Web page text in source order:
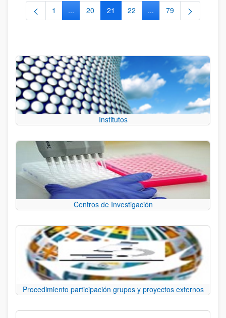
Página
1 ...Páginas intermedias Use TAB para desplazarse.
Página
20 Página
21 Página
22 ...Páginas intermedias
Página
79
Institutos
Centros de Investigación
Procedimiento participación grupos y proyectos externos